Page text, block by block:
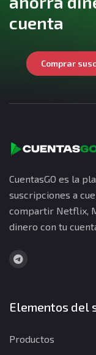
cuenta
Comprar
CuentasGO es la
suscripciones a
compartir Netflix,
dinero con tu
Elementos del
Productos